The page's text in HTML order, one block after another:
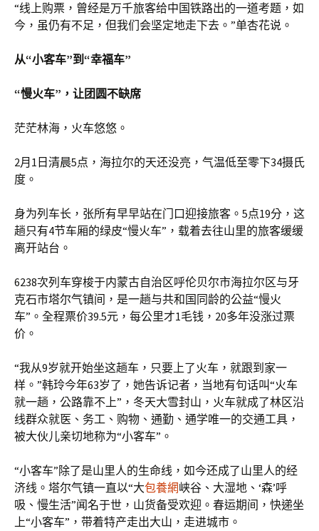
“线上购票，曾经是万千旅客给中国铁路出的一道考题，如
今，虽仍有不足，但我们会坚定地走下去。”单杏花说。
从“小客车”到“幸福车”
“慢火车”，让团圆不缺席
茫茫林海，火车悠悠。
2月1日清晨5点，海拉尔的天还没亮，气温低至零下34摄氏
度。
身为列车长，张所有早早站在门口迎接旅客。5点19分，这
趟只有4节车厢的绿皮“慢火车”，载着去往山里的旅客缓缓
离开站台。
6238次列车穿梭于内蒙古自治区呼伦贝尔市海拉尔区与牙
克石市塔尔气镇间，是一趟与共和国同龄的公益“慢火
车”。全程票价39.5元，每公里才1毛钱，20多年没涨过票
价。
“我从9岁就开始坐这趟车，只要上了火车，就跟到家一
样。”韩玲今年63岁了，她告诉记者，当地有句话叫“火车
就一趟，公路靠不上”，冬天大雪封山，火车就成了林区沿
线群众就医、务工、购物、通勤、通学唯一的交通工具，
被大伙儿亲切地称为“小客车”。
“小客车”除了是山里人的生命线，如今还成了山里人的经
济线。塔尔气镇一直以“大包養網峡谷、大湿地、‘森’呼
吸、慢生活”闻名于世，山货备受欢迎。春运期间，快递坐
上“小客车”，带着特产走出大山，走进城市。